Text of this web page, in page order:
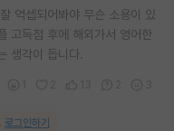
억셉되어봐야 무슨 소용이 있
고득점 후에 해외가서 영어한
생각이 듭니다.
로그인하기